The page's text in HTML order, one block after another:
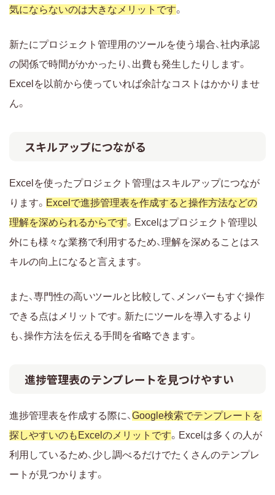
気にならないのは大きなメリットです。
新たにプロジェクト管理用のツールを使う場合、社内承認
の関係で時間がかかったり、出費も発生したりします。
Excelを以前から使っていれば余計なコストはかかりませ
ん。
スキルアップにつながる
Excelを使ったプロジェクト管理はスキルアップにつなが
ります。 Excelで進捗管理表を作成すると操作方法などの
理解を深められるからです。Excelはプロジェクト管理以
外にも様々な業務で利用するため、理解を深めることはス
キルの向上になると言えます。
また、専門性の高いツールと比較して、メンバーもすぐ操作
できる点はメリットです。新たにツールを導入するより
も、操作方法を伝える手間を省略できます。
進捗管理表のテンプレートを見つけやすい
進捗管理表を作成する際に、 Google検索でテンプレートを
探しやすいのもExcelのメリットです。Excelは多くの人が
利用しているため、少し調べるだけでたくさんのテンプレ
ートが見つかります。